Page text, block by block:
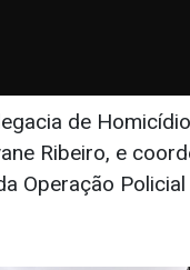
de
Ribeiro, e
Operação